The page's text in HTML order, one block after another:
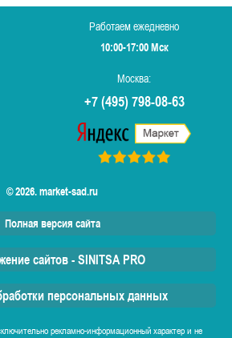
Работаем ежедневно
10:00-17:00 Мск
Москва:
+7 (495) 798-08-63
© 2026. market-sad.ru
Полная версия сайта
сайтов - SINITSA PRO
персональных данных
рекламно-информационный характер и не